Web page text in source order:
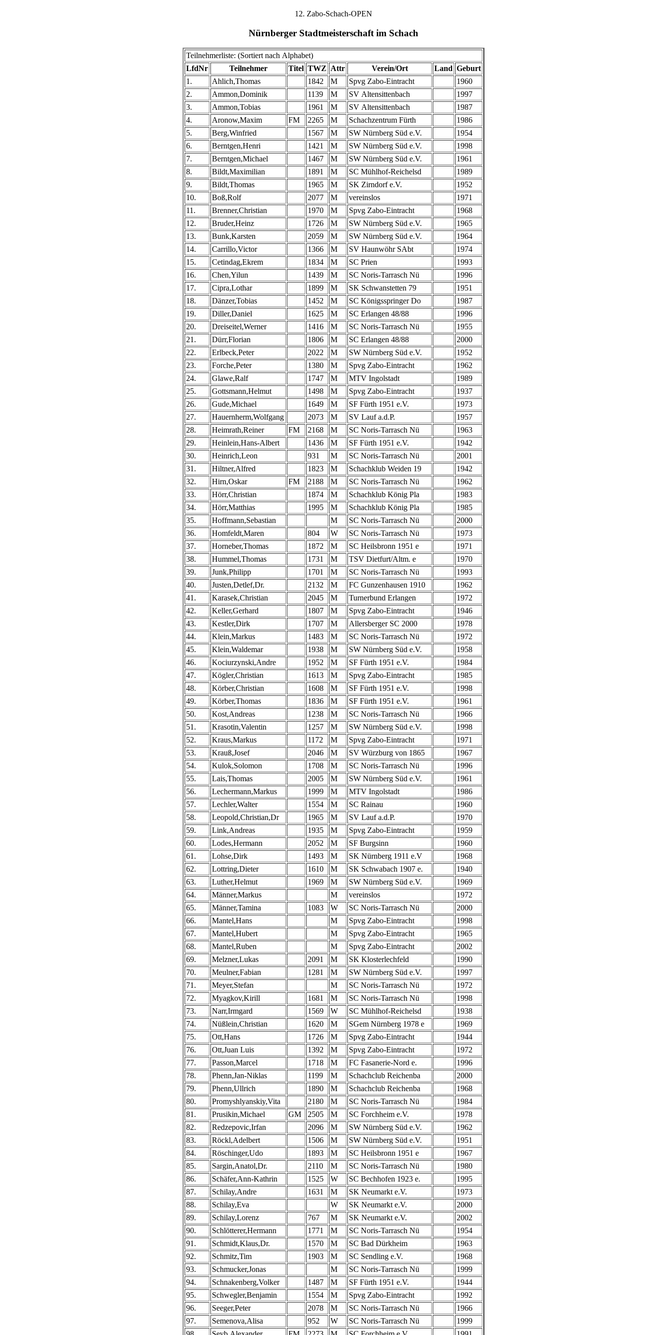
12. Zabo-Schach-OPEN
Nürnberger Stadtmeisterschaft im Schach
Teilnehmerliste: (Sortiert nach Alphabet)
LfdNr
Teilnehmer Titel TWZ Attr Verein/Ort Land Geburt
1.
Ahlich,Thomas 1842 M Spvg Zabo-Eintracht
1960
2.
Ammon,Dominik 1139 M SV Altensittenbach
1997
3.
Ammon,Tobias 1961 M SV Altensittenbach
1987
4.
Aronow,Maxim FM 2265 M Schachzentrum Fürth
1986
5.
Berg,Winfried 1567 M SW Nürnberg Süd e.V.
1954
6.
Berntgen,Henri 1421 M SW Nürnberg Süd e.V.
1998
7.
Berntgen,Michael 1467 M SW Nürnberg Süd e.V.
1961
8.
Bildt,Maximilian 1891 M SC Mühlhof-Reichelsd
1989
9.
Bildt,Thomas 1965 M SK Zirndorf e.V.
1952
10.
Boß,Rolf 2077 M vereinslos
1971
11.
Brenner,Christian 1970 M Spvg Zabo-Eintracht
1968
12.
Bruder,Heinz 1726 M SW Nürnberg Süd e.V.
1965
13.
Bunk,Karsten 2059 M SW Nürnberg Süd e.V.
1964
14.
Carrillo,Victor 1366 M SV Haunwöhr SAbt
1974
15.
Cetindag,Ekrem 1834 M SC Prien
1993
16.
Chen,Yilun 1439 M SC Noris-Tarrasch Nü
1996
17.
Cipra,Lothar 1899 M SK Schwanstetten 79
1951
18.
Dänzer,Tobias 1452 M SC Königsspringer Do
1987
19.
Diller,Daniel 1625 M SC Erlangen 48/88
1996
20.
Dreiseitel,Werner 1416 M SC Noris-Tarrasch Nü
1955
21.
Dürr,Florian 1806 M SC Erlangen 48/88
2000
22.
Erlbeck,Peter 2022 M SW Nürnberg Süd e.V.
1952
23.
Forche,Peter 1380 M Spvg Zabo-Eintracht
1962
24.
Glawe,Ralf 1747 M MTV Ingolstadt
1989
25.
Gottsmann,Helmut 1498 M Spvg Zabo-Eintracht
1937
26.
Gude,Michael 1649 M SF Fürth 1951 e.V.
1973
27.
Hauernherm,Wolfgang 2073 M SV Lauf a.d.P.
1957
28.
Heimrath,Reiner FM 2168 M SC Noris-Tarrasch Nü
1963
29.
Heinlein,Hans-Albert 1436 M SF Fürth 1951 e.V.
1942
30.
Heinrich,Leon 931 M SC Noris-Tarrasch Nü
2001
31.
Hiltner,Alfred 1823 M Schachklub Weiden 19
1942
32.
Hirn,Oskar FM 2188 M SC Noris-Tarrasch Nü
1962
33.
Hörr,Christian 1874 M Schachklub König Pla
1983
34.
Hörr,Matthias 1995 M Schachklub König Pla
1985
35.
Hoffmann,Sebastian M SC Noris-Tarrasch Nü
2000
36.
Homfeldt,Maren 804 W SC Noris-Tarrasch Nü
1973
37.
Horneber,Thomas 1872 M SC Heilsbronn 1951 e
1971
38.
Hummel,Thomas 1731 M TSV Dietfurt/Altm. e
1970
39.
Junk,Philipp 1701 M SC Noris-Tarrasch Nü
1993
40.
Justen,Detlef,Dr. 2132 M FC Gunzenhausen 1910
1962
41.
Karasek,Christian 2045 M Turnerbund Erlangen
1972
42.
Keller,Gerhard 1807 M Spvg Zabo-Eintracht
1946
43.
Kestler,Dirk 1707 M Allersberger SC 2000
1978
44.
Klein,Markus 1483 M SC Noris-Tarrasch Nü
1972
45.
Klein,Waldemar 1938 M SW Nürnberg Süd e.V.
1958
46.
Kociurzynski,Andre 1952 M SF Fürth 1951 e.V.
1984
47.
Kögler,Christian 1613 M Spvg Zabo-Eintracht
1985
48.
Körber,Christian 1608 M SF Fürth 1951 e.V.
1998
49.
Körber,Thomas 1836 M SF Fürth 1951 e.V.
1961
50.
Kost,Andreas 1238 M SC Noris-Tarrasch Nü
1966
51.
Krasotin,Valentin 1257 M SW Nürnberg Süd e.V.
1998
52.
Kraus,Markus 1172 M Spvg Zabo-Eintracht
1971
53.
Krauß,Josef 2046 M SV Würzburg von 1865
1967
54.
Kulok,Solomon 1708 M SC Noris-Tarrasch Nü
1996
55.
Lais,Thomas 2005 M SW Nürnberg Süd e.V.
1961
56.
Lechermann,Markus 1999 M MTV Ingolstadt
1986
57.
Lechler,Walter 1554 M SC Rainau
1960
58.
Leopold,Christian,Dr 1965 M SV Lauf a.d.P.
1970
59.
Link,Andreas 1935 M Spvg Zabo-Eintracht
1959
60.
Lodes,Hermann 2052 M SF Burgsinn
1960
61.
Lohse,Dirk 1493 M SK Nürnberg 1911 e.V
1968
62.
Lottring,Dieter 1610 M SK Schwabach 1907 e.
1940
63.
Luther,Helmut 1969 M SW Nürnberg Süd e.V.
1969
64.
Männer,Markus M vereinslos
1972
65.
Männer,Tamina 1083 W SC Noris-Tarrasch Nü
2000
66.
Mantel,Hans M Spvg Zabo-Eintracht
1998
67.
Mantel,Hubert M Spvg Zabo-Eintracht
1965
68.
Mantel,Ruben M Spvg Zabo-Eintracht
2002
69.
Melzner,Lukas 2091 M SK Klosterlechfeld
1990
70.
Meulner,Fabian 1281 M SW Nürnberg Süd e.V.
1997
71.
Meyer,Stefan M SC Noris-Tarrasch Nü
1972
72.
Myagkov,Kirill 1681 M SC Noris-Tarrasch Nü
1998
73.
Narr,Irmgard 1569 W SC Mühlhof-Reichelsd
1938
74.
Nüßlein,Christian 1620 M SGem Nürnberg 1978 e
1969
75.
Ott,Hans 1726 M Spvg Zabo-Eintracht
1944
76.
Ott,Juan Luis 1392 M Spvg Zabo-Eintracht
1972
77.
Passon,Marcel 1718 M FC Fasanerie-Nord e.
1996
78.
Phenn,Jan-Niklas 1199 M Schachclub Reichenba
2000
79.
Phenn,Ullrich 1890 M Schachclub Reichenba
1968
80.
Promyshlyanskiy,Vita 2180 M SC Noris-Tarrasch Nü
1984
81.
Prusikin,Michael GM 2505 M SC Forchheim e.V.
1978
82.
Redzepovic,Irfan 2096 M SW Nürnberg Süd e.V.
1962
83.
Röckl,Adelbert 1506 M SW Nürnberg Süd e.V.
1951
84.
Röschinger,Udo 1893 M SC Heilsbronn 1951 e
1967
85.
Sargin,Anatol,Dr. 2110 M SC Noris-Tarrasch Nü
1980
86.
Schäfer,Ann-Kathrin 1525 W SC Bechhofen 1923 e.
1995
87.
Schilay,Andre 1631 M SK Neumarkt e.V.
1973
88.
Schilay,Eva W SK Neumarkt e.V.
2000
89.
Schilay,Lorenz 767 M SK Neumarkt e.V.
2002
90.
Schlötterer,Hermann 1771 M SC Noris-Tarrasch Nü
1954
91.
Schmidt,Klaus,Dr. 1570 M SC Bad Dürkheim
1963
92.
Schmitz,Tim 1903 M SC Sendling e.V.
1968
93.
Schmucker,Jonas M SC Noris-Tarrasch Nü
1999
94.
Schnakenberg,Volker 1487 M SF Fürth 1951 e.V.
1944
95.
Schwegler,Benjamin 1554 M Spvg Zabo-Eintracht
1992
96.
Seeger,Peter 2078 M SC Noris-Tarrasch Nü
1966
97.
Semenova,Alisa 952 W SC Noris-Tarrasch Nü
1999